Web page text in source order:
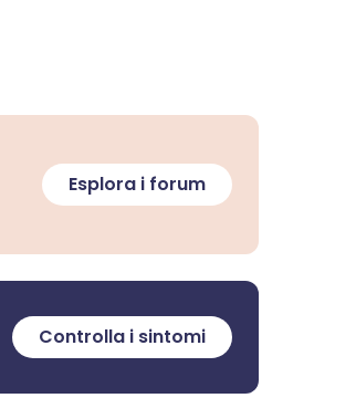
Esplora i forum
Controlla i sintomi